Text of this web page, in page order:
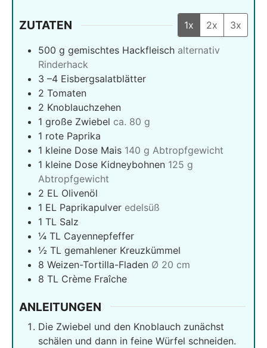
ZUTATEN 1x 2x 3x
500 g gemischtes Hackfleisch alternativ
Rinderhack
3 –4 Eisbergsalatblätter
2 Tomaten
2 Knoblauchzehen
1 große Zwiebel ca. 80 g
1 rote Paprika
1 kleine Dose Mais 140 g Abtropfgewicht
1 kleine Dose Kidneybohnen 125 g
Abtropfgewicht
2 EL Olivenöl
1 EL Paprikapulver edelsüß
1 TL Salz
¼ TL Cayennepfeffer
½ TL gemahlener Kreuzkümmel
8 Weizen-Tortilla-Fladen Ø 20 cm
8 TL Crème Fraîche
ANLEITUNGEN
Die Zwiebel und den Knoblauch zunächst
schälen und dann in feine Würfel schneiden.